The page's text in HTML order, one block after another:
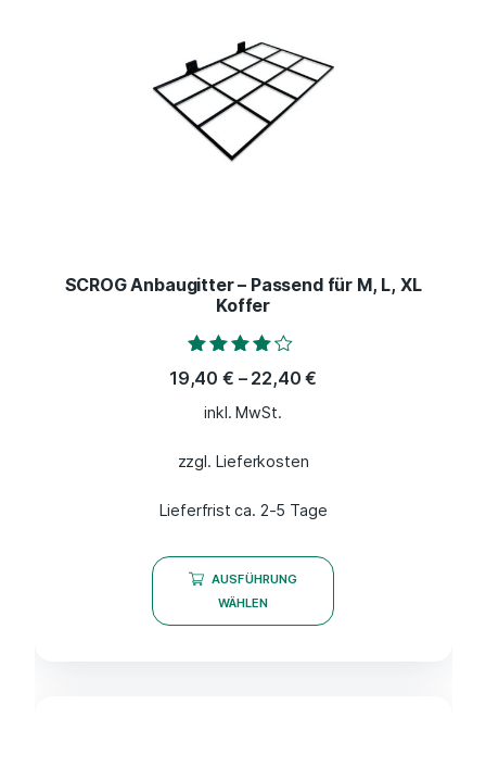
SCROG Anbaugitter – Passend für M, L, XL
Koffer
Bewertet
mit
4.00
von 5
19,40 € – 22,40€
inkl. MwSt.
zzgl. Lieferkosten
Lieferfrist ca. 2-5 Tage
AUSFÜHRUNG
WÄHLEN